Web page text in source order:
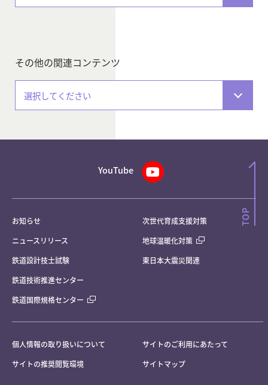
その他の関連コンテンツ
選択してください
YouTube
お知らせ
ニュースリリース
鉄道設計技士試験
鉄道技術推進センター
鉄道国際規格センター
次世代育成支援対策
地球温暖化対策
東日本大震災関連
個人情報の取り扱いについて
サイトのご利用にあたって
サイトの推奨閲覧環境
サイトマップ